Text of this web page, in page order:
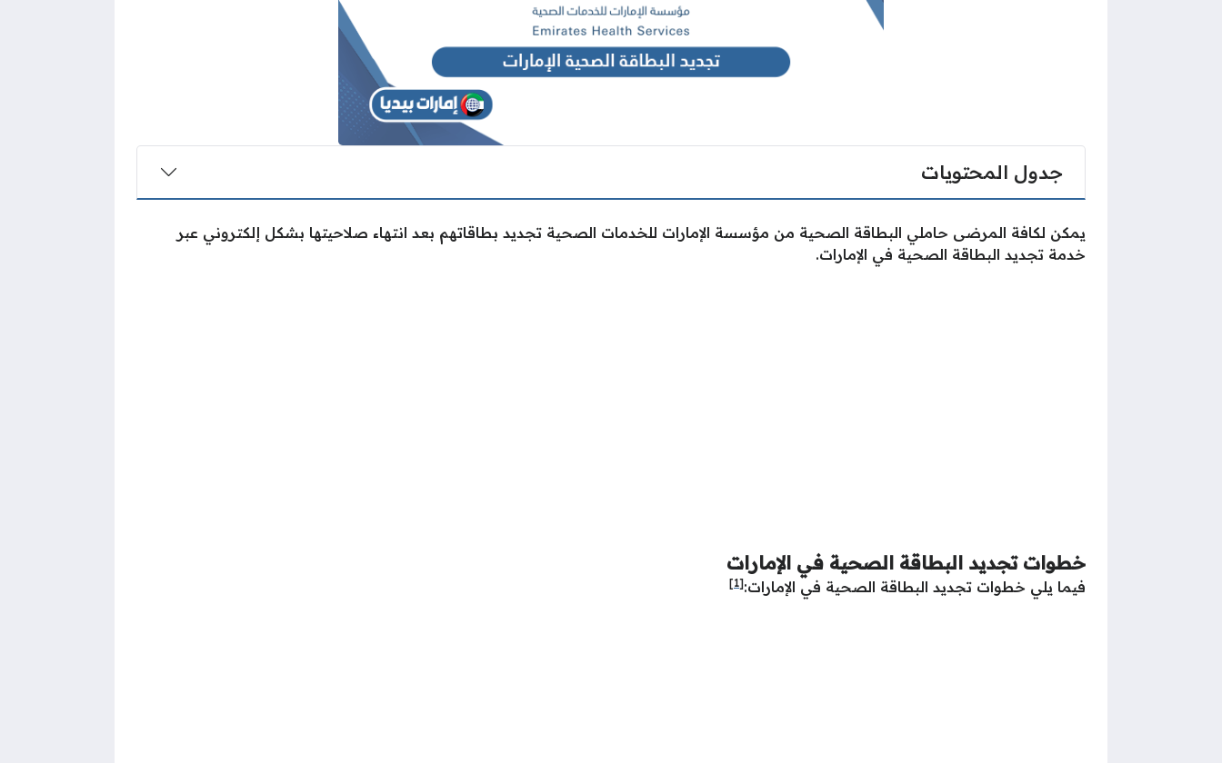
جدول المحتويات
يمكن لكافة المرضى حاملي البطاقة الصحية من مؤسسة الإمارات للخدمات الصحية تجديد بطاقاتهم بعد انتهاء صلاحيتها بشكل إلكتروني عبر
خدمة تجديد البطاقة الصحية في الإمارات.
خطوات تجديد البطاقة الصحية في الإمارات
فيما يلي خطوات تجديد البطاقة الصحية في الإمارات:[1]